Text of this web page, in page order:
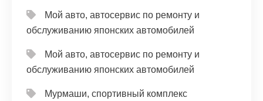
Мой авто, автосервис по ремонту и
обслуживанию японских автомобилей
Мой авто, автосервис по ремонту и
обслуживанию японских автомобилей
Мурмаши, спортивный комплекс